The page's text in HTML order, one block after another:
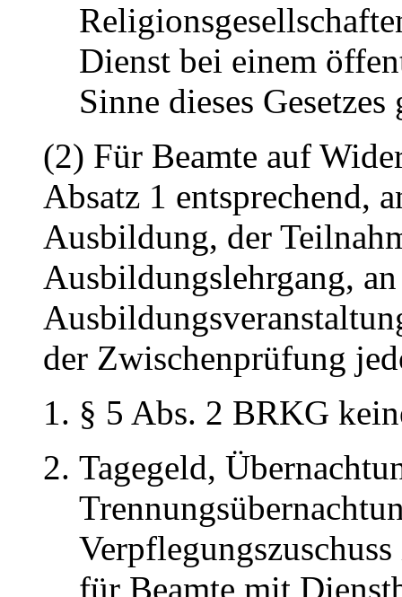
Dienst bei einem
Sinne dieses
(2) Für Beamte auf
Absatz 1 entsprechend,
Ausbildung, der
Ausbildungslehrgang,
der Zwischenprüfung
§ 5 Abs. 2 BRKG
Tagegeld,
für Beamte mit